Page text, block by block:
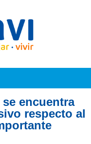
encuentra
respecto al